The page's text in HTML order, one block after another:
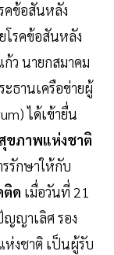
คข้อสันหลัง
รคข้อสันหลัง
ว นายกสมาคม
ธานเครือข่ายผู้
ได้เข้ายื่น
ขภาพแห่งชาติ
รักษาให้กับ
ติด เมื่อวันที่ 21
ญาเลิศ รอง
ห่งชาติ เป็นผู้รับ